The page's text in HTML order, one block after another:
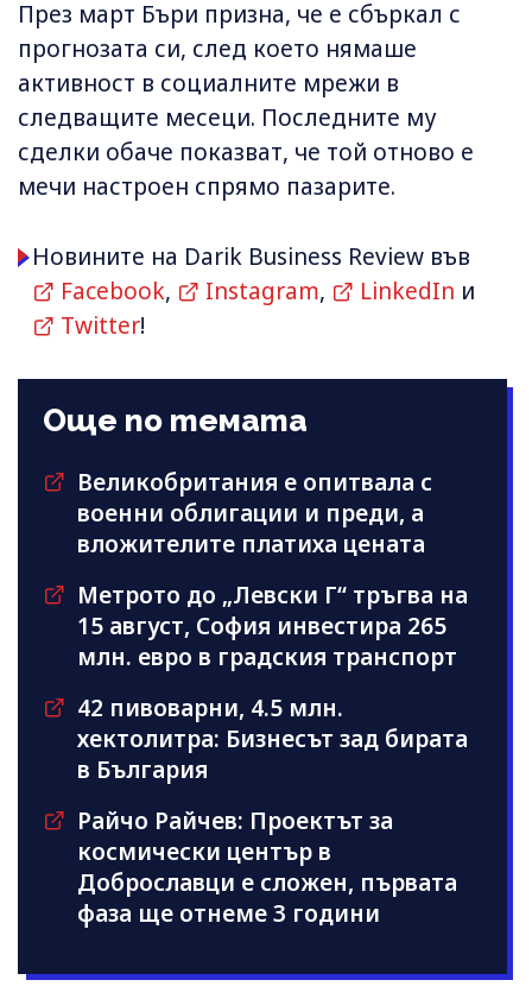
През март Бъри призна, че е сбъркал с
прогнозата си, след което нямаше
активност в социалните мрежи в
следващите месеци. Последните му
сделки обаче показват, че той отново е
мечи настроен спрямо пазарите.
Новините на Darik Business Review във
Facebook, Instagram, LinkedIn и
Twitter!
Още по темата
Великобритания е опитвала с
военни облигации и преди, а
вложителите платиха цената
Метрото до „Левски Г“ тръгва на
15 август, София инвестира 265
млн. евро в градския транспорт
42 пивоварни, 4.5 млн.
хектолитра: Бизнесът зад бирата
в България
Райчо Райчев: Проектът за
космически център в
Доброславци е сложен, първата
фаза ще отнеме 3 години